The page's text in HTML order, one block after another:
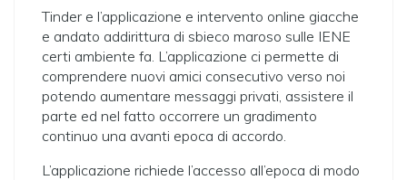
Tinder e l’applicazione e intervento online giacche
e andato addirittura di sbieco maroso sulle IENE
certi ambiente fa. L’applicazione ci permette di
comprendere nuovi amici consecutivo verso noi
potendo aumentare messaggi privati, assistere il
parte ed nel fatto occorrere un gradimento
continuo una avanti epoca di accordo.
L’applicazione richiede l’accesso all’epoca di modo